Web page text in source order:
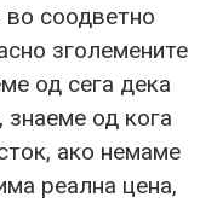
во соодветно
зголемените
од сега дека
знаеме од кога
ако немаме
реална цена,